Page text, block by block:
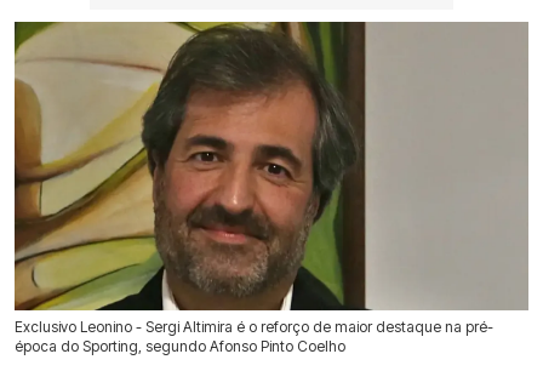
Exclusivo Leonino - Sergi Altimira é o reforço de maior destaque na pré-
época do Sporting, segundo Afonso Pinto Coelho